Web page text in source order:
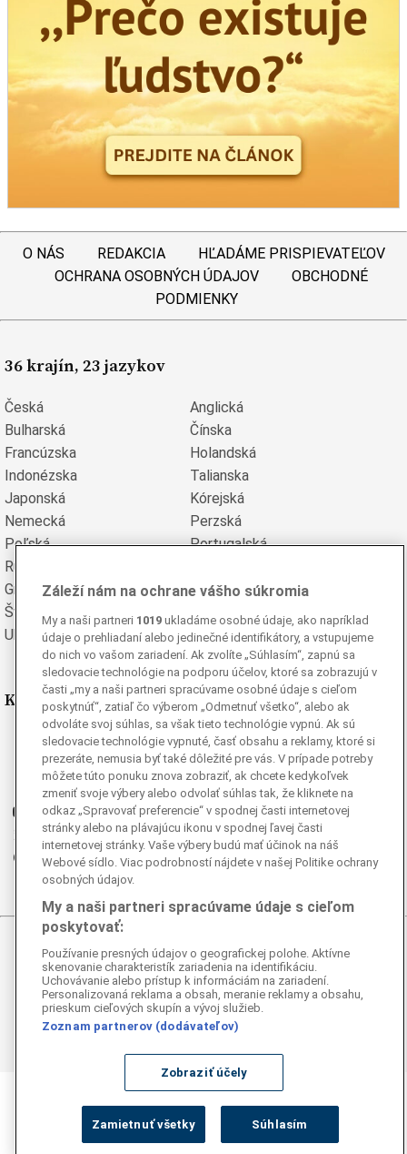
O NÁS REDAKCIA
HĽADÁME PRISPIEVATEĽOV
OCHRANA OSOBNÝCH ÚDAJOV
OBCHODNÉ
PODMIENKY
36 krajín, 23 jazykov
Česká
Anglická
Bulharská
Čínska
Francúzska
Holandská
Indonézska
Talianska
Japonská
Kórejská
Nemecká
Perzská
Poľská
Portugalská
Rumunská
Grécka
Španielska
Švédska
Turecká
Ukrajinská
Vietnamská
Kde nás nájdete
Facebook
Instagram
Ganjing
Youtube
Twitter
Telegram
RSS
© 2026 Epoch Times Slovensko
Všetky práva vyhradené. Publikovanie alebo ďalšie šírenie
správ a fotografií zo zdrojov TASR je bez
predchádzajúceho písomného súhlasu TASR porušením
Záleží nám na ochrane vášho súkromia
My a naši partneri 1019 ukladáme osobné údaje, ako napríklad
údaje o prehliadaní alebo jedinečné identifikátory, a vstupujeme
do nich vo vašom zariadení. Ak zvolíte „Súhlasím“, zapnú sa
sledovacie technológie na podporu účelov, ktoré sa zobrazujú v
časti „my a naši partneri spracúvame osobné údaje s cieľom
poskytnúť“, zatiaľ čo výberom „Odmetnuť všetko“, alebo ak
odvoláte svoj súhlas, sa však tieto technológie vypnú. Ak sú
sledovacie technológie vypnuté, časť obsahu a reklamy, ktoré si
prezeráte, nemusia byť také dôležité pre vás. V prípade potreby
môžete túto ponuku znova zobraziť, ak chcete kedykoľvek
zmeniť svoje výbery alebo odvolať súhlas tak, že kliknete na
odkaz „Spravovať preferencie“ v spodnej časti internetovej
stránky alebo na plávajúcu ikonu v spodnej ľavej časti
internetovej stránky. Vaše výbery budú mať účinok na náš
Webové sídlo. Viac podrobností nájdete v našej Politike ochrany
osobných údajov.
My a naši partneri spracúvame údaje s cieľom
poskytovať:
Používanie presných údajov o geografickej polohe. Aktívne
skenovanie charakteristík zariadenia na identifikáciu.
Uchovávanie alebo prístup k informáciám na zariadení.
Personalizovaná reklama a obsah, meranie reklamy a obsahu,
prieskum cieľových skupín a vývoj služieb.
Zoznam partnerov (dodávateľov)
Zobraziť účely
Zamietnuť všetky Súhlasím